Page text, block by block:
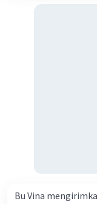
Bu Vina